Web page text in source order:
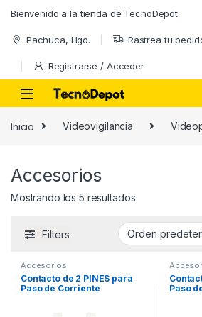
Bienvenido a la tienda de TecnoDepot
Pachuca, Hgo. Rastrea tu
Registrarse / Acceder
Inicio Videovigilancia
Accesorios
Mostrando los 5 resultados
Filters
Accesorios
Contacto de 2 PINES para
Paso de Corriente
Paso